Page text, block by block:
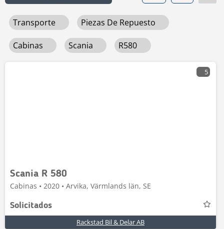
Transporte Piezas De Repuesto
Cabinas Scania R580
5
Scania R 580
Cabinas • 2020 • Arvika, Värmlands län, SE
Solicitados
Rackstad Bil & Delar AB